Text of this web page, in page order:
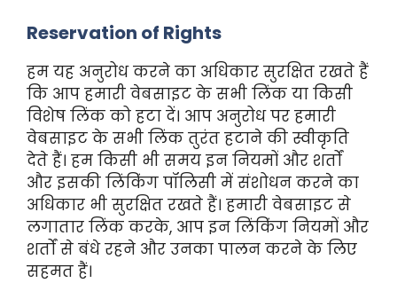
Reservation of Rights
हम यह अनुरोध करने का अधिकार सुरक्षित रखते हैं
कि आप हमारी वेबसाइट के सभी लिंक या किसी
विशेष लिंक को हटा दें। आप अनुरोध पर हमारी
वेबसाइट के सभी लिंक तुरंत हटाने की स्वीकृति
देते हैं। हम किसी भी समय इन नियमों और शर्तों
और इसकी लिंकिंग पॉलिसी में संशोधन करने का
अधिकार भी सुरक्षित रखते हैं। हमारी वेबसाइट से
लगातार लिंक करके, आप इन लिंकिंग नियमों और
शर्तों से बंधे रहने और उनका पालन करने के लिए
सहमत हैं।